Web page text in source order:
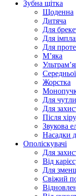
Зубна щітка
Щоденна
Дитяча
Для
Для
Для
Мʼяка
Жорстка
Для
Для
Після
Звукова
Насадки
Ополіскувачі
Для
Від
Для
Свіжий